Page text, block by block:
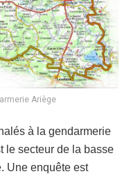
Ariège
à la gendarmerie
le secteur de la basse
Une enquête est